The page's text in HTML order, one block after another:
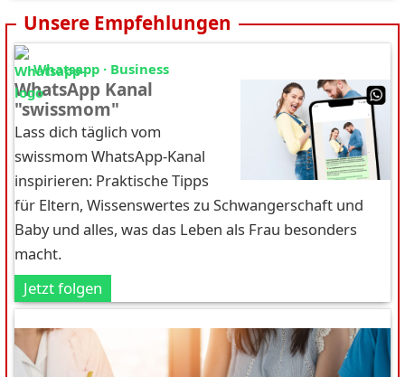
Unsere Empfehlungen
Whatsapp · Business
WhatsApp Kanal
"swissmom"
Lass dich täglich vom
swissmom WhatsApp-Kanal
inspirieren: Praktische Tipps
für Eltern, Wissenswertes zu Schwangerschaft und
Baby und alles, was das Leben als Frau besonders
macht.
Jetzt folgen